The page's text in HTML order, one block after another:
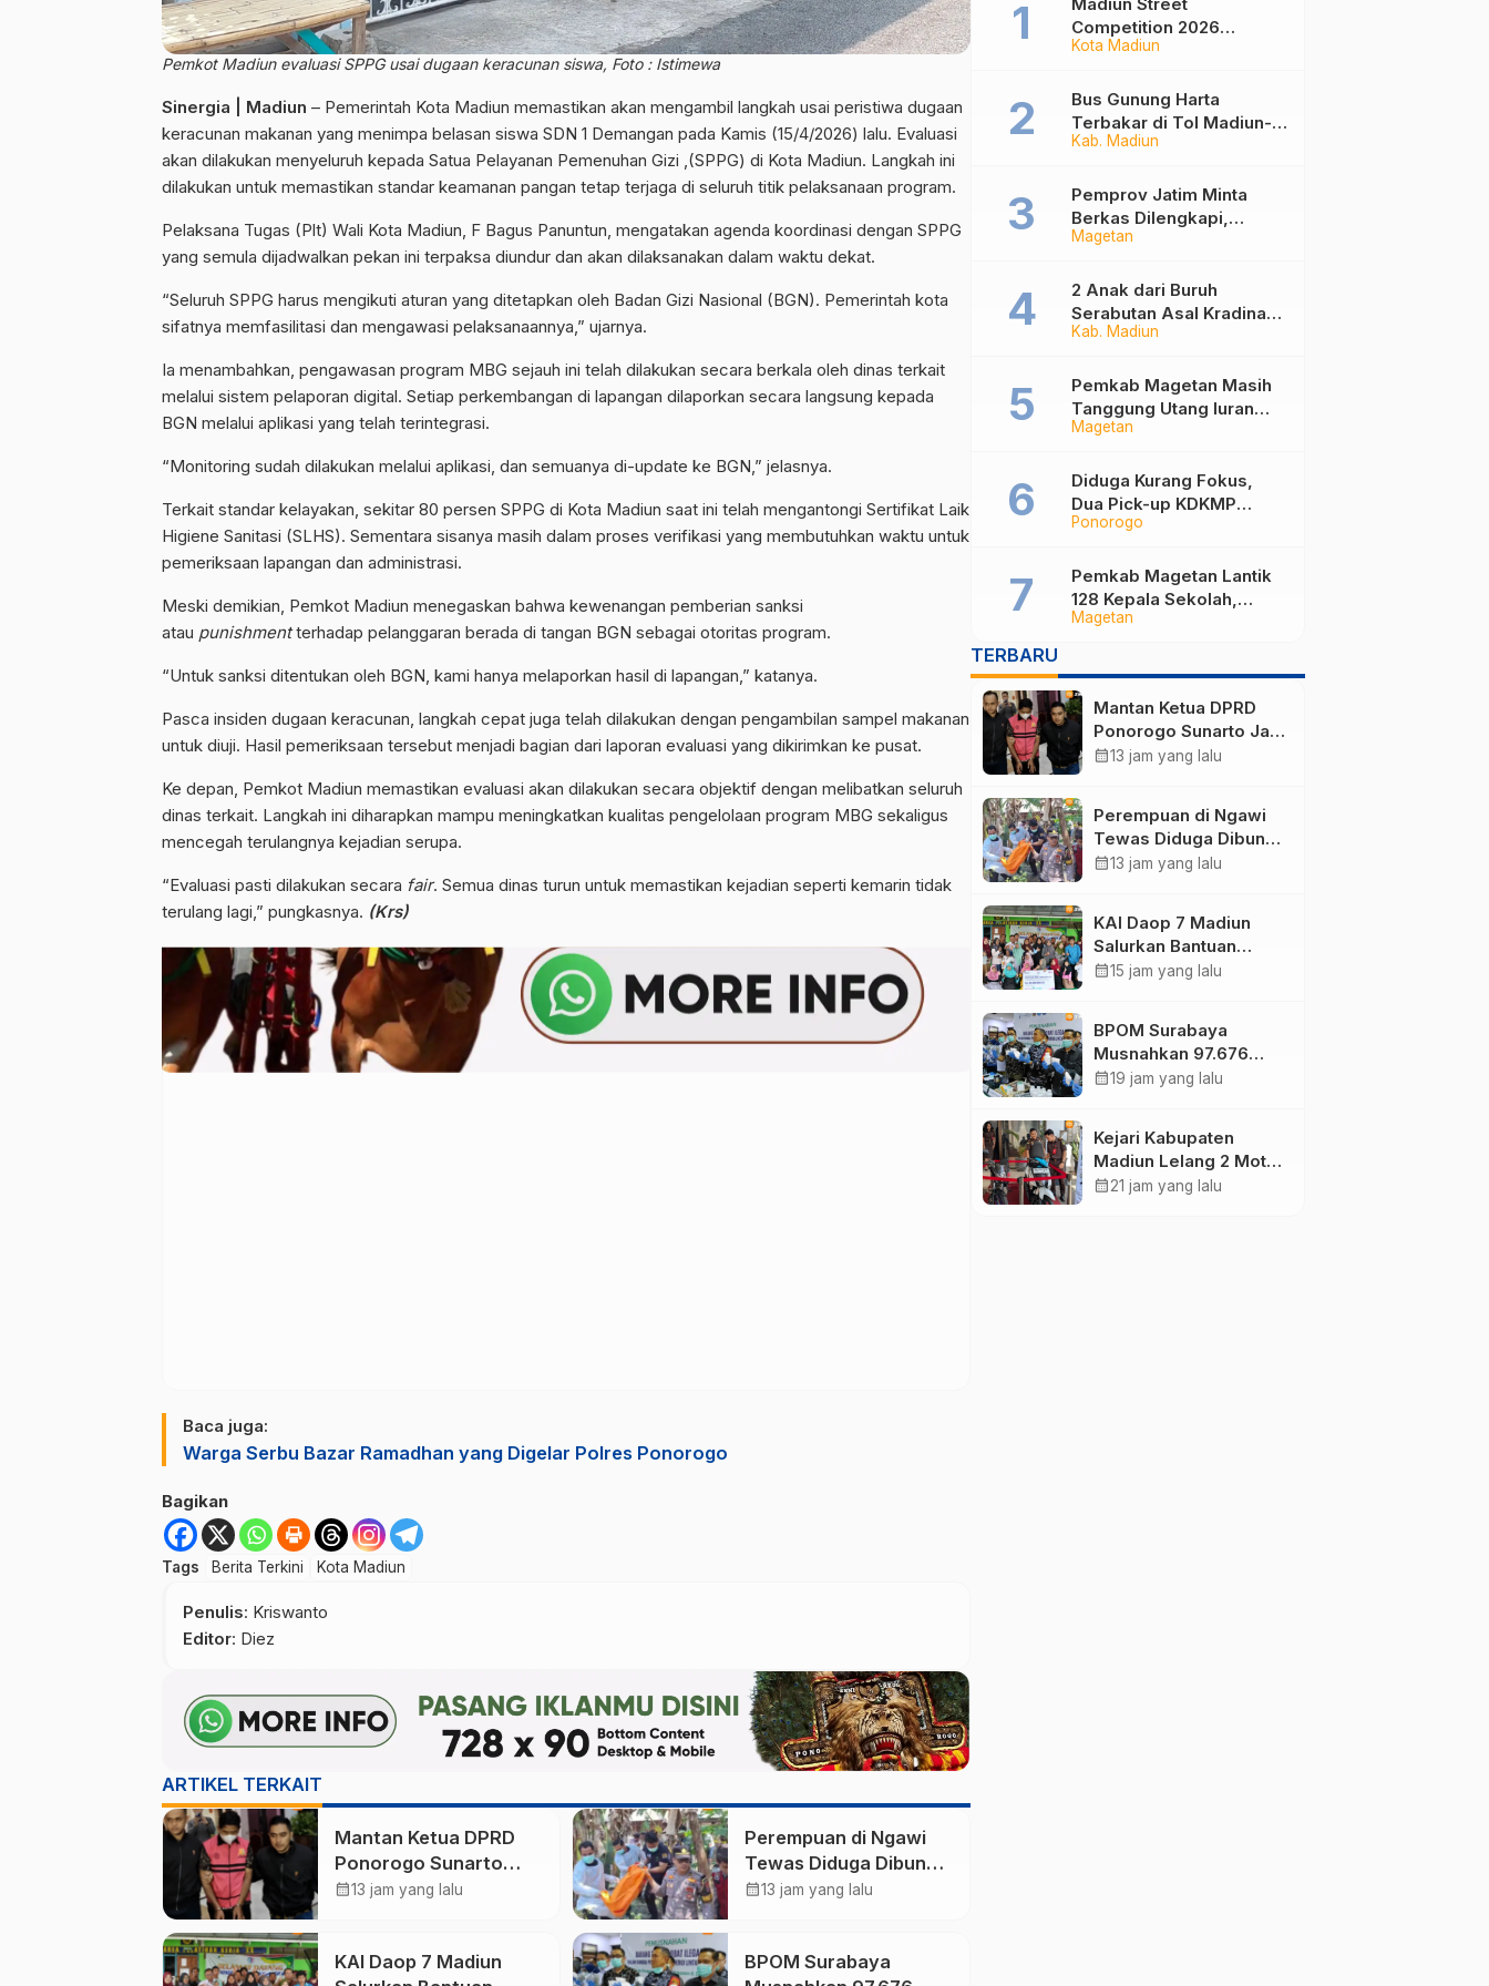
Pemkot Madiun evaluasi SPPG usai dugaan keracunan siswa, Foto : Istimewa
Sinergia | Madiun – Pemerintah Kota Madiun memastikan akan mengambil langkah usai peristiwa dugaan
keracunan makanan yang menimpa belasan siswa SDN 1 Demangan pada Kamis (15/4/2026) lalu. Evaluasi
akan dilakukan menyeluruh kepada Satua Pelayanan Pemenuhan Gizi ,(SPPG) di Kota Madiun. Langkah ini
dilakukan untuk memastikan standar keamanan pangan tetap terjaga di seluruh titik pelaksanaan program.
Pelaksana Tugas (Plt) Wali Kota Madiun, F Bagus Panuntun, mengatakan agenda koordinasi dengan SPPG
yang semula dijadwalkan pekan ini terpaksa diundur dan akan dilaksanakan dalam waktu dekat.
“Seluruh SPPG harus mengikuti aturan yang ditetapkan oleh Badan Gizi Nasional (BGN). Pemerintah kota
sifatnya memfasilitasi dan mengawasi pelaksanaannya,” ujarnya.
Ia menambahkan, pengawasan program MBG sejauh ini telah dilakukan secara berkala oleh dinas terkait
melalui sistem pelaporan digital. Setiap perkembangan di lapangan dilaporkan secara langsung kepada
BGN melalui aplikasi yang telah terintegrasi.
“Monitoring sudah dilakukan melalui aplikasi, dan semuanya di-update ke BGN,” jelasnya.
Terkait standar kelayakan, sekitar 80 persen SPPG di Kota Madiun saat ini telah mengantongi Sertifikat Laik
Higiene Sanitasi (SLHS). Sementara sisanya masih dalam proses verifikasi yang membutuhkan waktu untuk
pemeriksaan lapangan dan administrasi.
Meski demikian, Pemkot Madiun menegaskan bahwa kewenangan pemberian sanksi
atau punishmentterhadap pelanggaran berada di tangan BGN sebagai otoritas program.
“Untuk sanksi ditentukan oleh BGN, kami hanya melaporkan hasil di lapangan,” katanya.
Pasca insiden dugaan keracunan, langkah cepat juga telah dilakukan dengan pengambilan sampel makanan
untuk diuji. Hasil pemeriksaan tersebut menjadi bagian dari laporan evaluasi yang dikirimkan ke pusat.
Ke depan, Pemkot Madiun memastikan evaluasi akan dilakukan secara objektif dengan melibatkan seluruh
dinas terkait. Langkah ini diharapkan mampu meningkatkan kualitas pengelolaan program MBG sekaligus
mencegah terulangnya kejadian serupa.
“Evaluasi pasti dilakukan secara fair. Semua dinas turun untuk memastikan kejadian seperti kemarin tidak
terulang lagi,” pungkasnya. (Krs)
Baca juga:
Warga Serbu Bazar Ramadhan yang Digelar Polres Ponorogo
Bagikan
Tags Berita Terkini Kota Madiun
Penulis: Kriswanto
Editor: Diez
ARTIKEL TERKAIT
Mantan Ketua DPRD
Ponorogo Sunarto
Jadi Tersangka
calendar_month13 jam yang lalu
Perempuan di Ngawi
Tewas Diduga Dibunuh
Anak Kandungnya
calendar_month13 jam yang lalu
KAI Daop 7 Madiun
BPOM Surabaya
Kota Madiun
Competition 2026
Ramaikan Balai Kota,
Muda dari Basket 3×3
hingga Mural
Kab. Madiun
Bus Gunung Harta
Terbakar di Tol Madiun-
Nganjuk, 30 Penumpang
Magetan
Pemprov Jatim Minta
Berkas Dilengkapi,
Penetapan Ketua DPRD
Kab. Madiun
2 Anak dari Buruh
Serabutan Asal Kradinan
Madiun Kini Masuk
Magetan
Pemkab Magetan Masih
Tanggung Utang Iuran
JKN Rp6 Miliar, Dampak
Tekanan Fiskal
Ponorogo
Diduga Kurang Fokus,
Dua Pick-up KDKMP
Tabrak Bus Pariwisata di
Magetan
Pemkab Magetan Lantik
128 Kepala Sekolah,
Bupati Pastikan
Dibuka untuk Isi Jabatan
yang Masih Kosong
TERBARU
Mantan Ketua DPRD
Ponorogo Sunarto Jadi
Tersangka Korupsi
calendar_month13 jam yang lalu
Perempuan di Ngawi
Tewas Diduga Dibunuh
Anak Kandungnya
calendar_month13 jam yang lalu
KAI Daop 7 Madiun
Salurkan Bantuan
Rp123 Juta, Panti
Prioritas
calendar_month15 jam yang lalu
BPOM Surabaya
Musnahkan 97.676
Tablet Obat Ilegal
Penyalahgunaan di
Kalangan Pelajar
calendar_month19 jam yang lalu
Kejari Kabupaten
Madiun Lelang 2 Motor
Rampasan Perkara
calendar_month21 jam yang lalu